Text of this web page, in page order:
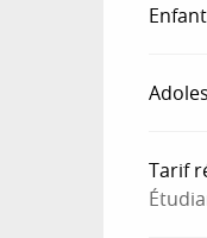
Enfant
Tarif